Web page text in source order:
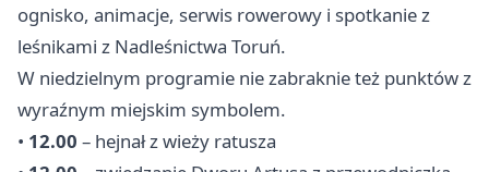
ognisko, animacje, serwis rowerowy i spotkanie z
leśnikami z Nadleśnictwa Toruń.
W niedzielnym programie nie zabraknie też punktów z
wyraźnym miejskim symbolem.
• 12.00 – hejnał z wieży ratusza